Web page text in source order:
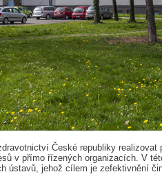
České republiky
v přímo řízených organizacích. V
ústavů, jehož cílem je zefektivnění